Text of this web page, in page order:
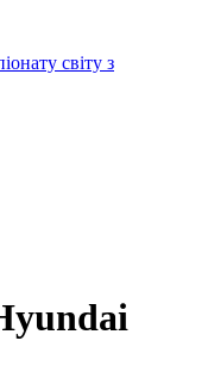
світу з